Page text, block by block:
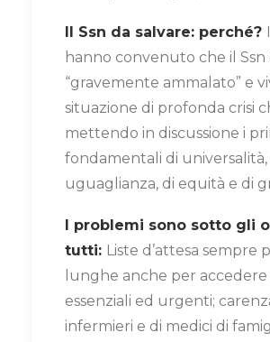
Il Ssn da salvare: perché?
hanno convenuto che il Ssn
“gravemente ammalato” e
situazione di profonda crisi
mettendo in discussione i
fondamentali di universalità,
uguaglianza, di equità e di
I problemi sono sotto gli
tutti: Liste d’attesa sempre
lunghe anche per accedere
essenziali ed urgenti;
infermieri e di medici di